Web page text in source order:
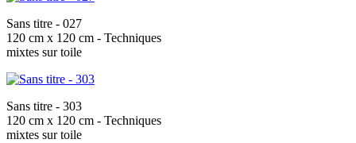
Sans titre - 027
120 cm x 120 cm - Techniques
mixtes sur toile
Sans titre - 303
120 cm x 120 cm - Techniques
mixtes sur toile